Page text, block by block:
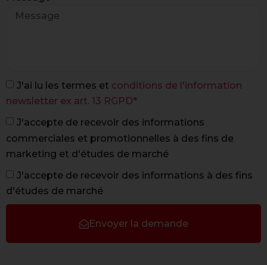
J'ai lu les termes et conditions de l'information
newsletter ex art. 13 RGPD*
J'accepte de recevoir des informations
commerciales et promotionnelles à des fins de
marketing et d'études de marché
J'accepte de recevoir des informations à des fins
d'études de marché
Envoyer la demande